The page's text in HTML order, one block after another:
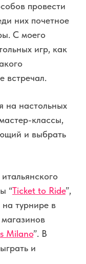
провести
них почетное
С моего
игр, как
встречал.
на настольных
классы,
и выбрать
“Ticket to Ride”,
турнире в
Milano”. В
и